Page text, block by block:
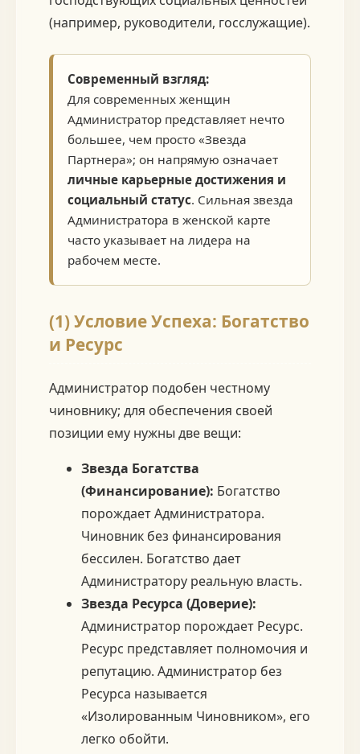
(например, руководители, госслужащие).
Современный взгляд:
Для современных женщин
Администратор представляет нечто
большее, чем просто «Звезда
Партнера»; он напрямую означает
личные карьерные достижения и
социальный статус. Сильная звезда
Администратора в женской карте
часто указывает на лидера на
рабочем месте.
(1) Условие Успеха: Богатство
и Ресурс
Администратор подобен честному
чиновнику; для обеспечения своей
позиции ему нужны две вещи:
Звезда Богатства
(Финансирование): Богатство
порождает Администратора.
Чиновник без финансирования
бессилен. Богатство дает
Администратору реальную власть.
Звезда Ресурса (Доверие):
Администратор порождает Ресурс.
Ресурс представляет полномочия и
репутацию. Администратор без
Ресурса называется
«Изолированным Чиновником», его
легко обойти.